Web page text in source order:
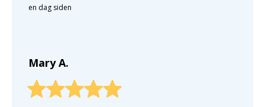
en dag siden
Mary A.